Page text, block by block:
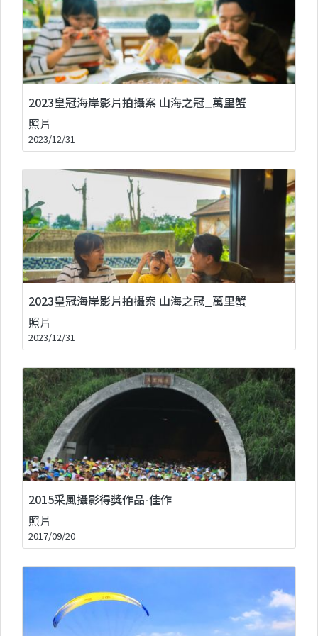
2023皇冠海岸影片拍攝案 山海之冠_萬里蟹
照片
2023/12/31
2023皇冠海岸影片拍攝案 山海之冠_萬里蟹
照片
2023/12/31
2015采風攝影得獎作品-佳作
照片
2017/09/20